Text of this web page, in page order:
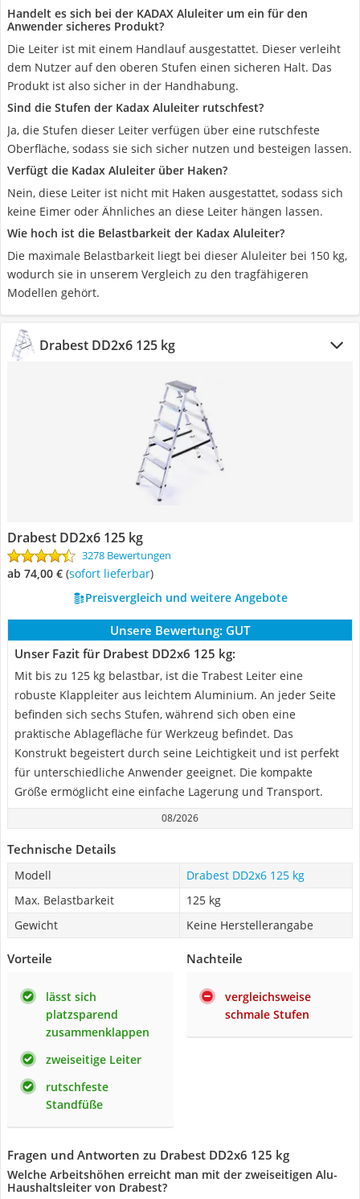
Handelt es sich bei der KADAX Aluleiter um ein für den
Anwender sicheres Produkt?
Die Leiter ist mit einem Handlauf ausgestattet. Dieser verleiht
dem Nutzer auf den oberen Stufen einen sicheren Halt. Das
Produkt ist also sicher in der Handhabung.
Sind die Stufen der Kadax Aluleiter rutschfest?
Ja, die Stufen dieser Leiter verfügen über eine rutschfeste
Oberfläche, sodass sie sich sicher nutzen und besteigen lassen.
Verfügt die Kadax Aluleiter über Haken?
Nein, diese Leiter ist nicht mit Haken ausgestattet, sodass sich
keine Eimer oder Ähnliches an diese Leiter hängen lassen.
Wie hoch ist die Belastbarkeit der Kadax Aluleiter?
Die maximale Belastbarkeit liegt bei dieser Aluleiter bei 150 kg,
wodurch sie in unserem Vergleich zu den tragfähigeren
Modellen gehört.
Drabest DD2x6 125 kg
Drabest DD2x6 125 kg
3278 Bewertungen
ab 74,00 € ( Sofort lieferbar)
Preisvergleich und weitere Angebote
Unsere Bewertung: GUT
Unser Fazit für Drabest DD2x6 125 kg:
Mit bis zu 125 kg belastbar, ist die Trabest Leiter eine
robuste Klappleiter aus leichtem Aluminium. An jeder Seite
befinden sich sechs Stufen, während sich oben eine
praktische Ablagefläche für Werkzeug befindet. Das
Konstrukt begeistert durch seine Leichtigkeit und ist perfekt
für unterschiedliche Anwender geeignet. Die kompakte
Größe ermöglicht eine einfache Lagerung und Transport.
08/2026
Technische Details
Modell
Drabest DD2x6 125 kg
Max. Belastbarkeit
125 kg
Gewicht
Keine Herstellerangabe
Vorteile
lässt sich
platzsparend
zusammenklappen
zweiseitige Leiter
rutschfeste
Standfüße
Nachteile
vergleichsweise
schmale Stufen
Fragen und Antworten zu Drabest DD2x6 125 kg
Welche Arbeitshöhen erreicht man mit der zweiseitigen Alu-
Haushaltsleiter von Drabest?